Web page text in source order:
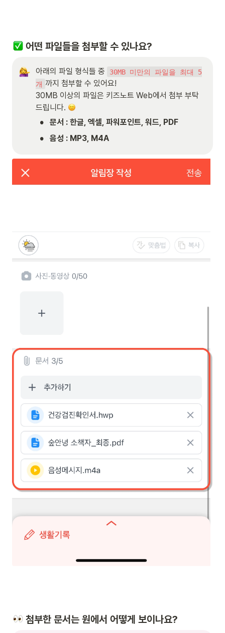
어떤 파일들을 첨부할 수 있나요?
아래의 파일 형식들 중
30MB 미만의 파일을 최대 5
개 까지 첨부할 수 있어요!
30MB 이상의 파일은 키즈노트 Web에서 첨부 부탁
드립니다.
• 문서 : 한글, 엑셀, 파워포인트, 워드, PDF
• 음성 : MP3, M4A
첨부한 문서는 원에서 어떻게 보이나요?